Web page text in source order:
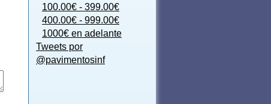
100.00€ - 399.00€
400.00€ - 999.00€
1000€ en adelante
Tweets por
@pavimentosinf